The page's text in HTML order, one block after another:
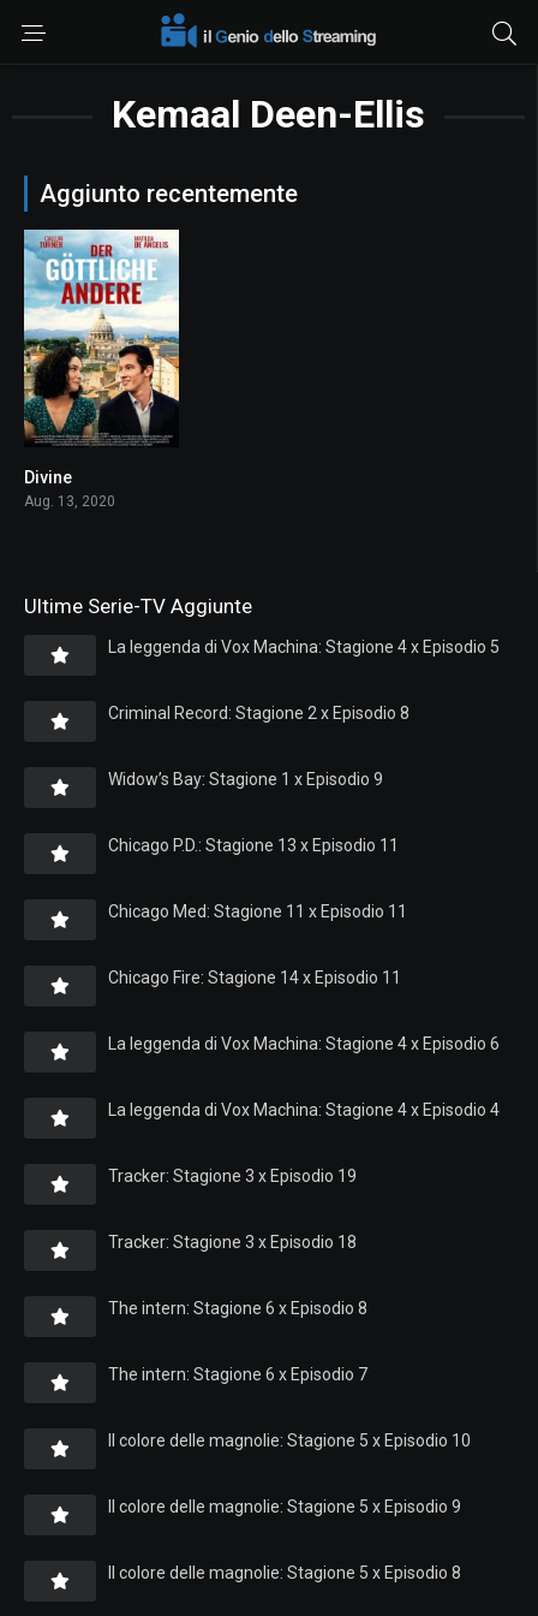
Kemaal Deen-Ellis
Aggiunto recentemente
Divine
Aug. 13, 2020
Ultime Serie-TV Aggiunte
La leggenda di Vox Machina: Stagione 4 x Episodio 5
Criminal Record: Stagione 2 x Episodio 8
Widow’s Bay: Stagione 1 x Episodio 9
Chicago P.D.: Stagione 13 x Episodio 11
Chicago Med: Stagione 11 x Episodio 11
Chicago Fire: Stagione 14 x Episodio 11
La leggenda di Vox Machina: Stagione 4 x Episodio 6
La leggenda di Vox Machina: Stagione 4 x Episodio 4
Tracker: Stagione 3 x Episodio 19
Tracker: Stagione 3 x Episodio 18
The intern: Stagione 6 x Episodio 8
The intern: Stagione 6 x Episodio 7
Il colore delle magnolie: Stagione 5 x Episodio 10
Il colore delle magnolie: Stagione 5 x Episodio 9
Il colore delle magnolie: Stagione 5 x Episodio 8